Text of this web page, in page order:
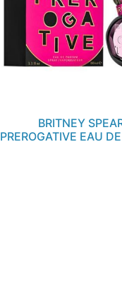
BRITNEY
PREROGATIVE EAU